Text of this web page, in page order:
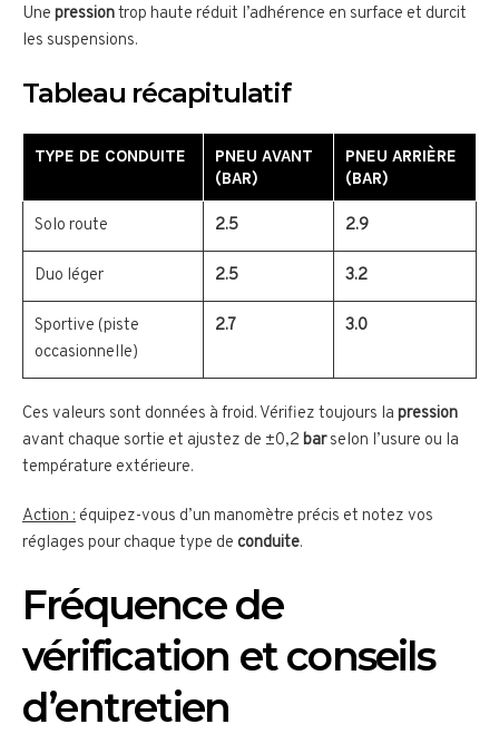
Une pressiontrop haute réduit l’adhérence en surface et durcit
les suspensions.
Tableau récapitulatif
TYPE DE CONDUITE
PNEU AVANT
(BAR)
PNEU ARRIÈRE
(BAR)
Solo route 2.5 2.9
Duo léger 2.5 3.2
Sportive (piste
occasionnelle)
2.7 3.0
Ces valeurs sont données à froid. Vérifiez toujours la pression
avant chaque sortie et ajustez de ±0,2 barselon l’usure ou la
température extérieure.
Action : équipez-vous d’un manomètre précis et notez vos
réglages pour chaque type de conduite.
Fréquence de
vérification et conseils
d’entretien